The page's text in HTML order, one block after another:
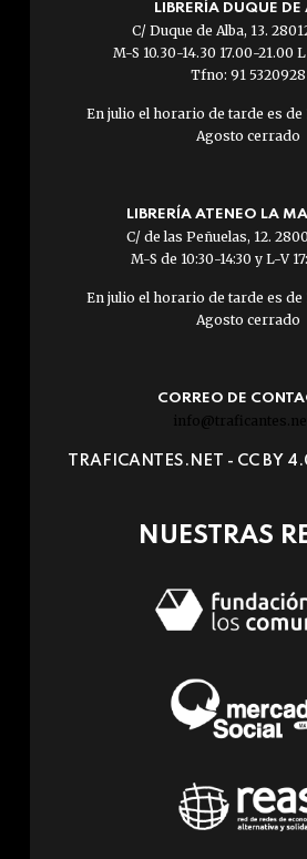
LIBRERÍA DUQUE DE
C/ Duque de Alba, 13.
M-S 10.30-14.30 17.00-21.00
Tfno: 91 5320928
En julio el horario de tarde es de
Agosto cerrado
LIBRERÍA ATENEO LA
C/ de las Peñuelas, 12.
M-S de 10:30-14:30 y L-V
En julio el horario de tarde es de
Agosto cerrado
CORREO DE
TRAFICANTES.NET - CC BY
NUESTRAS